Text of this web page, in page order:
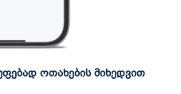
ოთახების მიხედვით